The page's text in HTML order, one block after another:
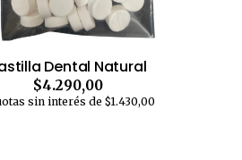
Dental Natural
$4.290,00
sin interés de $1.430,00